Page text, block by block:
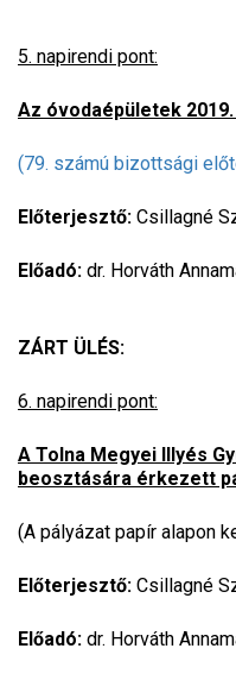
5. napirendi pont:
Az óvodaépületek
(79. számú bizottsági
Előterjesztő: Csillagné
Előadó: dr. Horváth
ZÁRT ÜLÉS:
6. napirendi pont:
A Tolna Megyei Illyés
beosztására érkezett
(A pályázat papír alapon
Előterjesztő: Csillagné
Előadó: dr. Horváth